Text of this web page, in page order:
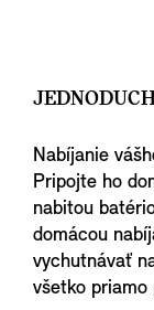
Nabíjanie
Pripojte ho
nabitou
domácou
vychutnávať
všetko priamo